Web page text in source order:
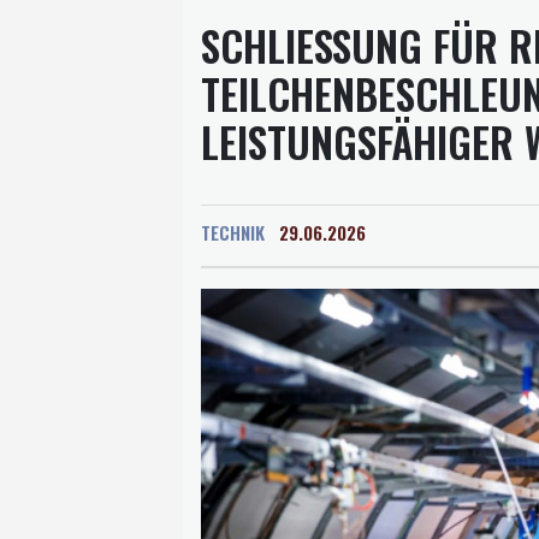
SCHLIESSUNG FÜR
EISTUNGSFÄHIGER
TECHNIK 29.06.2026